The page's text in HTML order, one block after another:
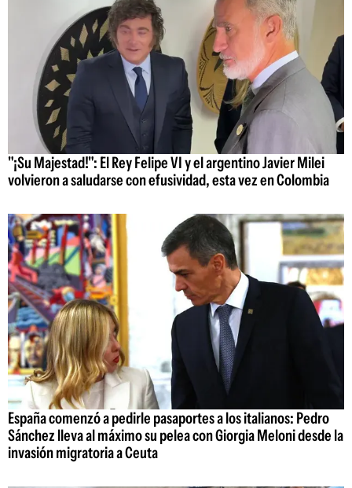
"¡Su Majestad!": El Rey Felipe VI y el argentino Javier Milei
volvieron a saludarse con efusividad, esta vez en Colombia
España comenzó a pedirle pasaportes a los italianos: Pedro
Sánchez lleva al máximo su pelea con Giorgia Meloni desde la
invasión migratoria a Ceuta